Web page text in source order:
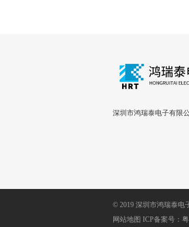
深圳市鸿瑞泰电子有限
© 2019 深圳市鸿瑞泰电
网站地图 ICP备案号：